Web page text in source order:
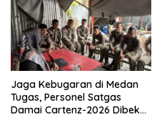
Jaga Kebugaran di Medan
Tugas, Personel Satgas
Damai Cartenz-2026 Dibekali